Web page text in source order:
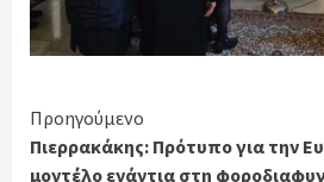
Continue
Reading
Προηγούμενο
Πιερρακάκης: Πρότυπο για την
μοντέλο ενάντια στη